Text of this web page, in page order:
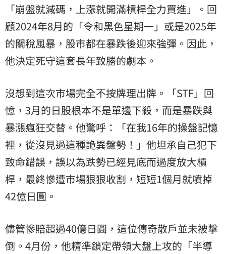
「崩盤就減碼，上漲就開滿槓桿全力買進」。回
顧2024年8月的「令和黑色星期一」或是2025年
的關稅風暴，股市都在暴跌後迎來強彈。因此，
他決定死守這套長年致勝的劇本。
沒想到這次市場完全不按牌理出牌。「STF」回
憶，3月的日股根本不是單邊下殺，而是暴跌與
暴漲瘋狂交替。他驚呼：「在我16年的操盤記憶
裡，從沒見過這種詭異盤勢！」他坦承自己犯下
致命錯誤，誤以為跌勢已經見底而過度放大槓
桿，最終慘遭市場狠狠收割，短短1個月就噴掉
42億日圓。
儘管慘賠超過40億日圓，這位傳奇散戶並未被擊
倒。4月份，他精準鎖定帶領大盤上攻的「半導